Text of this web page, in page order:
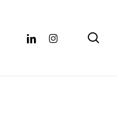
linkedininstagram